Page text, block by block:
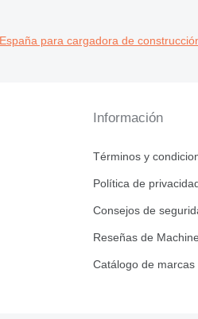
para cargadora de
Información
Términos y
Política de
Consejos de
Reseñas de
Catálogo de marcas